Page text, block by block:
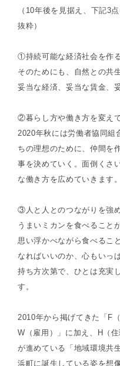
（10年後を見据え、下記3
抜粋）
①持続可能な経済社会を作
そのためにも、自然との共
妥当な経済、妥当な賃金、
②暮らし方や働き方を変え
2020年秋には労働者協同組
ちの理想のために、仲間を
事を決めていく。面倒くさ
な働き方を広めていきます。
③人と人とのつながりを強
うまいミカンを食べること
思い浮かべながら食べるこ
なればいいのか、心もいっ
持ち方次第で、ひとは充実
す。
2010年から掲げてきた「F
W（雇用）」に加え、H（
が進めている「地域環境共
浜町に誕生している姿を想